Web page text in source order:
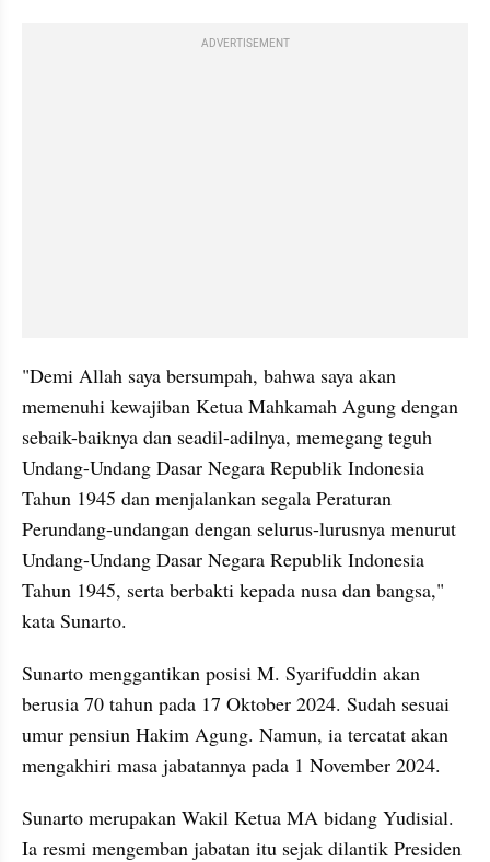
ADVERTISEMENT
"Demi Allah saya bersumpah, bahwa saya akan
memenuhi kewajiban Ketua Mahkamah Agung dengan
sebaik-baiknya dan seadil-adilnya, memegang teguh
Undang-Undang Dasar Negara Republik Indonesia
Tahun 1945 dan menjalankan segala Peraturan
Perundang-undangan dengan selurus-lurusnya menurut
Undang-Undang Dasar Negara Republik Indonesia
Tahun 1945, serta berbakti kepada nusa dan bangsa,"
kata Sunarto.
Sunarto menggantikan posisi M. Syarifuddin akan
berusia 70 tahun pada 17 Oktober 2024. Sudah sesuai
umur pensiun Hakim Agung. Namun, ia tercatat akan
mengakhiri masa jabatannya pada 1 November 2024.
Sunarto merupakan Wakil Ketua MA bidang Yudisial.
Ia resmi mengemban jabatan itu sejak dilantik Presiden